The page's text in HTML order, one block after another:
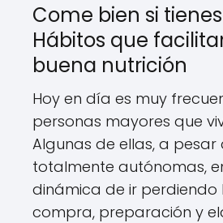
Come bien si
Hábitos que
buena nutrición
Hoy en día es muy
personas mayores que
Algunas de ellas, a pesar
totalmente autónomas,
dinámica de ir perdiendo
compra, preparación y